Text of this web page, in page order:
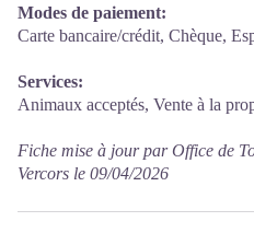
Modes de paiement:
Carte bancaire/crédit, Chèque,
Services:
Animaux acceptés, Vente à la
Fiche mise à jour par Office de
Vercors le 09/04/2026